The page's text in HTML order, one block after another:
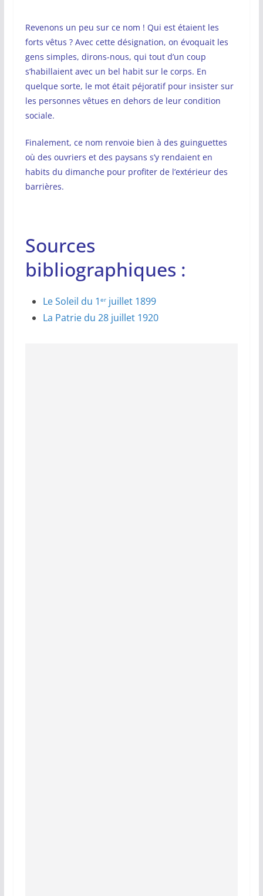
Revenons un peu sur ce nom ! Qui est étaient les
forts vêtus ? Avec cette désignation, on évoquait les
gens simples, dirons-nous, qui tout d’un coup
s’habillaient avec un bel habit sur le corps. En
quelque sorte, le mot était péjoratif pour insister sur
les personnes vêtues en dehors de leur condition
sociale.
Finalement, ce nom renvoie bien à des guinguettes
où des ouvriers et des paysans s’y rendaient en
habits du dimanche pour profiter de l’extérieur des
barrières.
Sources
bibliographiques :
Le Soleil du 1 erjuillet 1899
La Patrie du 28 juillet 1920